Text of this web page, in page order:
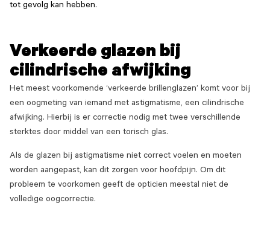
tot gevolg kan hebben.
Verkeerde glazen bij
cilindrische afwijking
Het meest voorkomende ‘verkeerde brillenglazen’ komt voor bij
een oogmeting van iemand met astigmatisme, een cilindrische
afwijking. Hierbij is er correctie nodig met twee verschillende
sterktes door middel van een torisch glas.
Als de glazen bij astigmatisme niet correct voelen en moeten
worden aangepast, kan dit zorgen voor hoofdpijn. Om dit
probleem te voorkomen geeft de opticien meestal niet de
volledige oogcorrectie.